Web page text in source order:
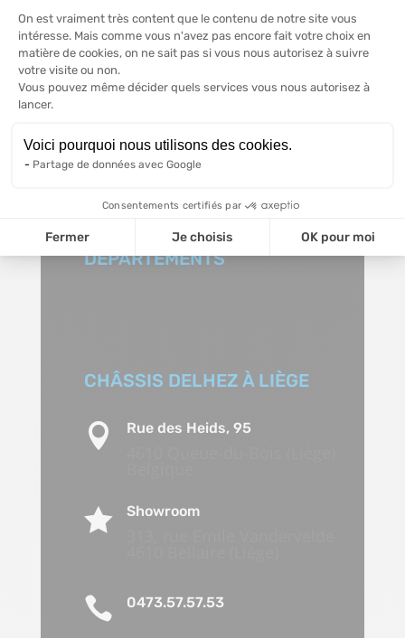
Plateforme de Gestion du
On est vraiment très content que le contenu de notre site vous
intéresse. Mais comme vous n'avez pas encore fait votre choix en
matière de cookies, on ne sait pas si vous nous autorisez à suivre
votre visite ou non.
Vous pouvez même décider quels services vous nous autorisez à
lancer.
Voici pourquoi nous utilisons des cookies.
Partage de données avec Google
Consentements certifiés par
Fermer Je choisis OK pour moi
Axeptio consent
portes de garage et volets-roulants
ainsi que dans la pose de protections
solaires partout en province de Liège.
N’hésitez pas à nous contacter pour un
SITES DE NOS AUTRES
DÉPARTEMENTS
CHÂSSIS DELHEZ À LIÈGE
 Rue des Heids, 95
 Showroom
 0473.57.57.53